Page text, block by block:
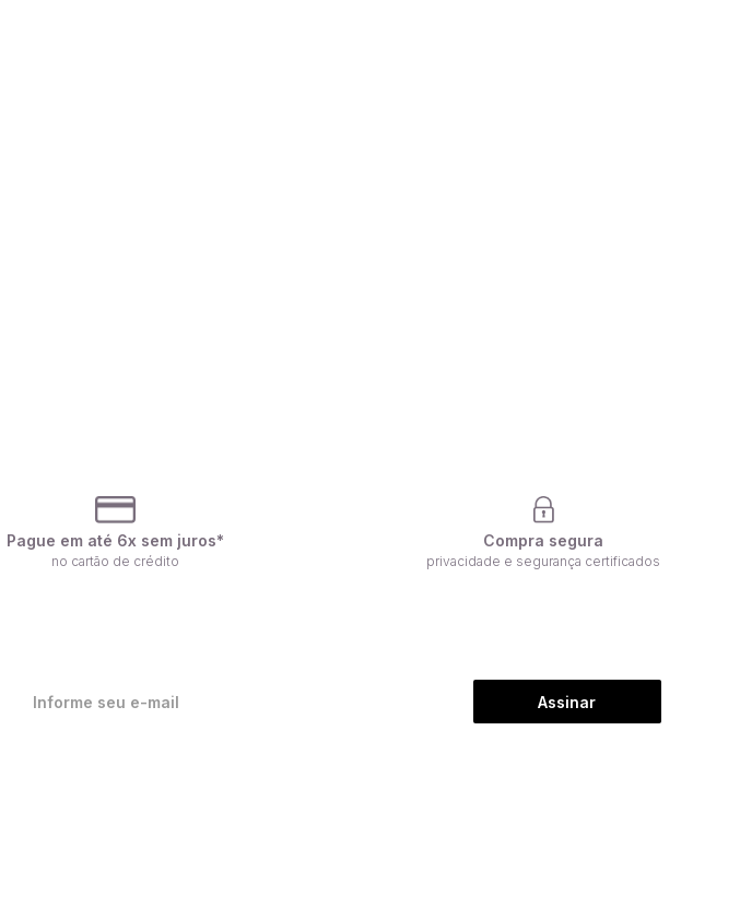
Pague em até 6x sem juros*
no cartão de crédito
Compra segura
privacidade e segurança certificados
Assinar